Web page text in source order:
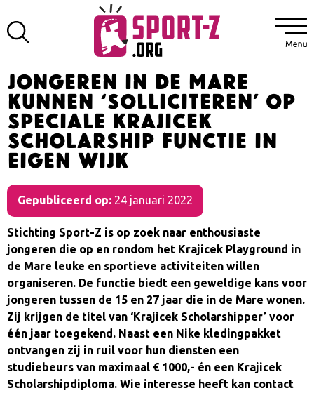
Jongeren in de Mare
kunnen ‘solliciteren’ op
speciale Krajicek
Scholarship functie in
eigen wijk
Gepubliceerd op: 24 januari 2022
Stichting Sport-Z is op zoek naar enthousiaste
jongeren die op en rondom het Krajicek Playground in
de Mare leuke en sportieve activiteiten willen
organiseren. De functie biedt een geweldige kans voor
jongeren tussen de 15 en 27 jaar die in de Mare wonen.
Zij krijgen de titel van ‘Krajicek Scholarshipper’ voor
één jaar toegekend. Naast een Nike kledingpakket
ontvangen zij in ruil voor hun diensten een
studiebeurs van maximaal € 1000,- én een Krajicek
Scholarshipdiploma. Wie interesse heeft kan contact